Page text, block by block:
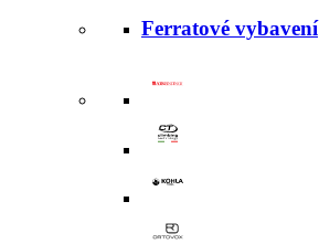
Ferratové vybavení